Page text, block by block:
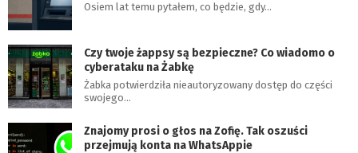
Osiem lat temu pytałem, co będzie, gdy…
Czy twoje żappsy są bezpieczne? Co wiadomo o
cyberataku na Żabkę
Żabka potwierdziła nieautoryzowany dostęp do części
swojego…
Znajomy prosi o głos na Zofię. Tak oszuści
przejmują konta na WhatsAppie